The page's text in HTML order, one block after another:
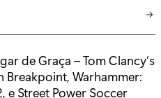
de Graça – Tom Clancy’s
Breakpoint, Warhammer:
e Street Power Soccer